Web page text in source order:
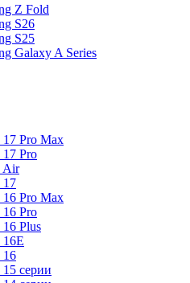
Z Fold
S26
S25
Galaxy A Series
17 Pro Max
17 Pro
Air
17
16 Pro Max
16 Pro
16 Plus
16E
16
15 серии